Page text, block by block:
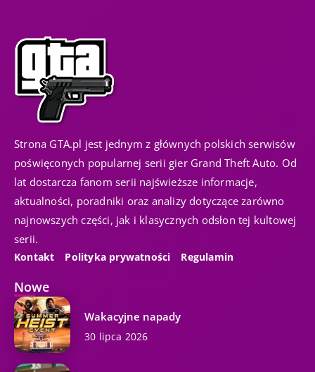
Strona GTA.pl jest jednym z głównych polskich serwisów
poświęconych popularnej serii gier Grand Theft Auto. Od
lat dostarcza fanom serii najświeższe informacje,
aktualności, poradniki oraz analizy dotyczące zarówno
najnowszych części, jak i klasycznych odsłon tej kultowej
serii.
Kontakt Polityka prywatności Regulamin
Nowe
Wakacyjne napady
30 lipca 2026